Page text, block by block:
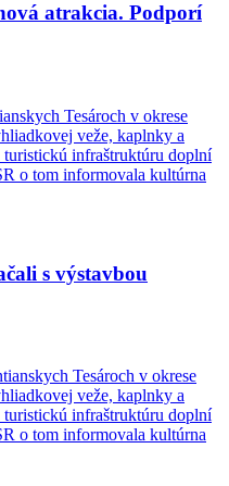
atrakcia. Podporí
Tesároch v okrese
veže, kaplnky a
infraštruktúru doplní
o tom informovala kultúrna
s výstavbou
Tesároch v okrese
veže, kaplnky a
infraštruktúru doplní
o tom informovala kultúrna